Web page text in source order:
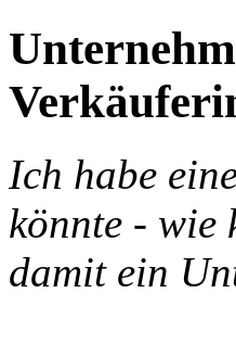
Ich habe
könnte - wie
damit ein